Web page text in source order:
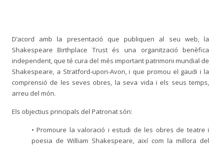
D’acord amb la presentació que publiquen al seu web, la
Shakespeare Birthplace Trust és una organització benèfica
independent, que té cura del més important patrimoni mundial de
Shakespeare, a Stratford-upon-Avon, i que promou el gaudi i la
comprensió de les seves obres, la seva vida i els seus temps,
arreu del món.
Els objectius principals del Patronat són:
• Promoure la valoració i estudi de les obres de teatre i
poesia de William Shakespeare, així com la millora del